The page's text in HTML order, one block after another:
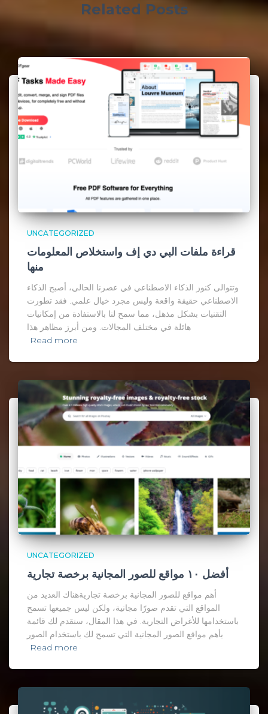
Related Posts
UNCATEGORIZED
قراءة ملفات البي دي إف واستخلاص المعلومات
منها
وتتوالى كنوز الذكاء الاصطناعي في عصرنا الحالي، أصبح الذكاء
الاصطناعي حقيقة واقعة وليس مجرد خيال علمي. فقد تطورت
التقنيات بشكل مذهل، مما سمح لنا بالاستفادة من إمكانيات
هائلة في مختلف المجالات. ومن أبرز مظاهر هذا
Read more
UNCATEGORIZED
أفضل ١٠ مواقع للصور المجانية برخصة تجارية
أهم مواقع للصور المجانية برخصة تجاريةهناك العديد من
المواقع التي تقدم صورًا مجانية، ولكن ليس جميعها تسمح
باستخدامها للأغراض التجارية. في هذا المقال، سنقدم لك قائمة
بأهم مواقع الصور المجانية التي تسمح لك باستخدام الصور
Read more